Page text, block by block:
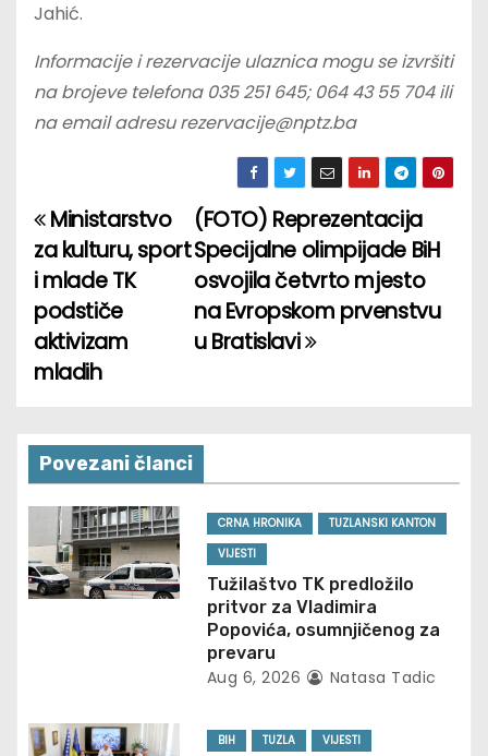
Jahić.
Informacije i rezervacije ulaznica mogu se izvršiti
na brojeve telefona 035 251 645; 064 43 55 704 ili
na email adresu rezervacije@nptz.ba
P
o
s
t
a
v
i
g
i
(FOTO) Reprezentacija
Specijalne olimpijade BiH
osvojila četvrto mjesto
na Evropskom prvenstvu
u Bratislavi
Ministarstvo
za kulturu, sport
i mlade TK
podstiče
aktivizam
mladih
Povezani članci
CRNA HRONIKA
TUZLANSKI KANTON
VIJESTI
Tužilaštvo TK predložilo
pritvor za Vladimira
Popovića, osumnjičenog za
prevaru
Aug 6, 2026 Natasa Tadic
BIH TUZLA VIJESTI